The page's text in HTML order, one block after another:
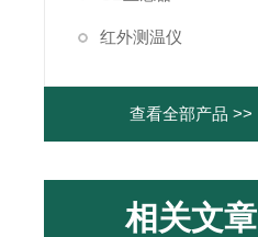
红外测温仪
查看全部产品 >>
相关文章